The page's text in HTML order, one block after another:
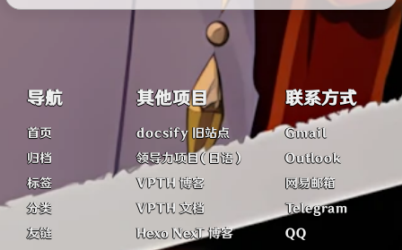
导航
首页
归档
标签
分类
友链
其他项目
docsify 旧站点
领导力项目（日语）
VPTH 博客
VPTH 文档
Hexo NexT 博客
联系方式
Gmail
Outlook
网易邮箱
Telegram
QQ